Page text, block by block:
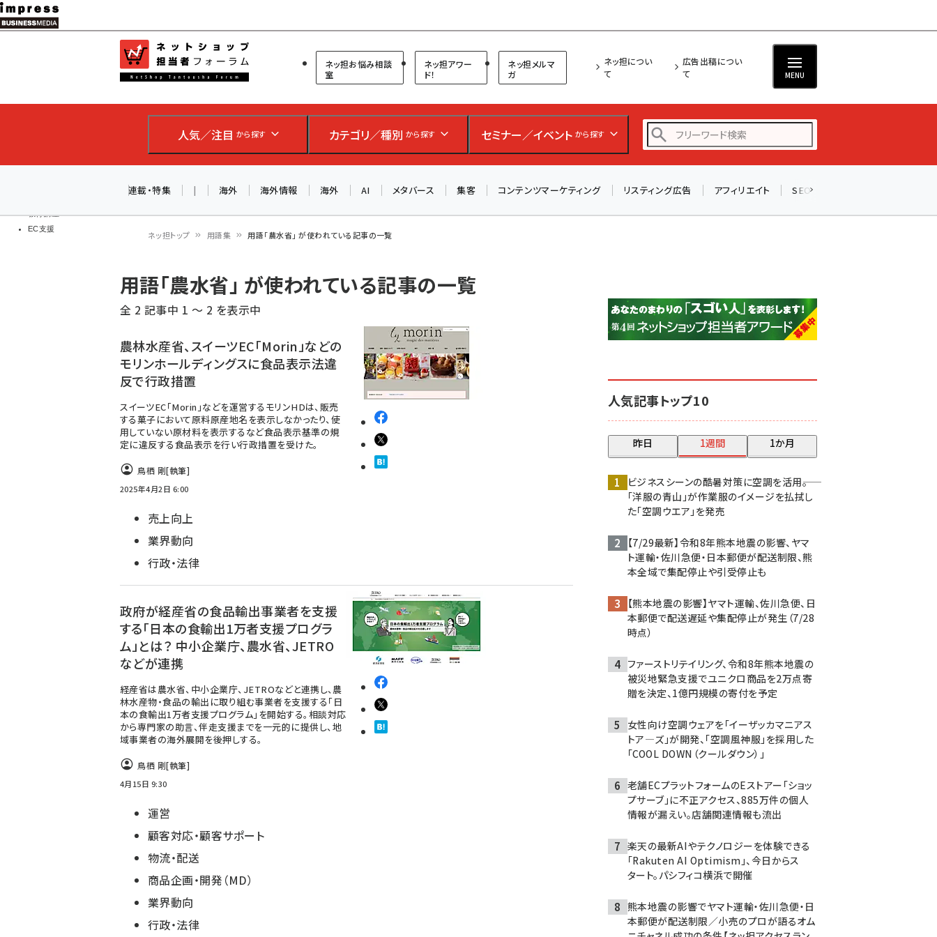
メ
イ
ン
ツ
移
教育講座
EC支援
ネットショップ担当者フォーラム
ネッ担お悩み相談
室
ネッ担アワー
ド！
ネッ担メルマ
ガ
ネッ担につい
て
広告出稿につい
て
MENU
人気／注目 から探す カテゴリ／種別 から探す セミナー／イベント から探す
アスクル (1118)
base (1071)
連載・特集 | 海外 海外情報 海外 AI メタバース 集客 コンテンツマーケティング リスティング広告 アフィリエイト SEO
ン
く
ず
ネッ担トップ 用語集 用語「農水省」 が使われている記事の一覧
用語「農水省」 が使われている記事の一覧
全 2 記事中 1 ～ 2 を表示中
農林水産省、スイーツEC「Morin」などの
モリンホールディングスに食品表示法違
反で行政措置
スイーツEC「Morin」などを運営するモリンHDは、販売
する菓子において原料原産地名を表示しなかったり、使
用していない原材料を表示するなど食品表示基準の規
定に違反する食品表示を行い行政措置を受けた。
鳥栖 剛[執筆]
2025年4月2日 6:00
売上向上
業界動向
行政・法律
政府が経産省の食品輸出事業者を支援
する「日本の食輸出1万者支援プログラ
ム」とは？ 中小企業庁、農水省、JETRO
などが連携
経産省は農水省、中小企業庁、JETROなどと連携し、農
林水産物・食品の輸出に取り組む事業者を支援する「日
本の食輸出1万者支援プログラム」を開始する。相談対応
から専門家の助言、伴走支援までを一元的に提供し、地
域事業者の海外展開を後押しする。
鳥栖 剛[執筆]
4月15日 9:30
運営
顧客対応・顧客サポート
物流・配送
商品企画・開発（MD）
業界動向
行政・法律
人気記事トップ10
昨日 1週間 1か月
ビジネスシーンの酷暑対策に空調を活用――。
「洋服の青山」が作業服のイメージを払拭し
た「空調ウエア」を発売
【7/29最新】令和8年熊本地震の影響、ヤマ
ト運輸・佐川急便・日本郵便が配送制限、熊
本全域で集配停止や引受停止も
【熊本地震の影響】ヤマト運輸、佐川急便、日
本郵便で配送遅延や集配停止が発生（7/28
時点）
ファーストリテイリング、令和8年熊本地震の
被災地緊急支援でユニクロ商品を2万点寄
贈を決定、1億円規模の寄付を予定
女性向け空調ウェアを「イーザッカマニアス
トア―ズ」が開発、「空調風神服」を採用した
「COOL DOWN（クールダウン）」
老舗ECプラットフォームのEストアー「ショッ
プサーブ」に不正アクセス、885万件の個人
情報が漏えい。店舗関連情報も流出
楽天の最新AIやテクノロジーを体験できる
「Rakuten AI Optimism」、今日からス
タート。パシフィコ横浜で開催
熊本地震の影響でヤマト運輸・佐川急便・日
本郵便が配送制限／小売のプロが語るオム